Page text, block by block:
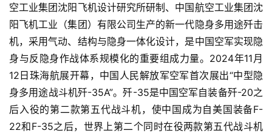
空工业集团沈阳飞机设计研究所研制、中国航空工业集团沈
阳飞机工业（集团）有限公司生产的新一代隐身多用途歼击
机，采用气动、结构与隐身一体化设计，是中国空军实现隐
身与反隐身作战体系规模化的重要组成力量。2024年11月
12日珠海航展开幕，中国人民解放军空军首次展出“中型隐
身多用途战斗机歼-35A”。歼-35是中国空军自装备歼-20之
后入役的第二款第五代战斗机，使中国成为自美国装备F-
22和F-35之后，世界上第二个同时在役两款第五代战斗机